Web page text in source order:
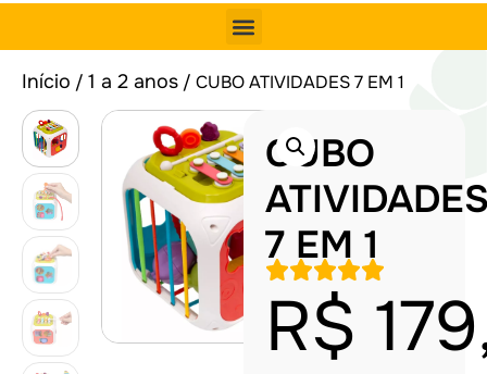
Início / 1 a 2 anos / CUBO ATIVIDADES 7 EM 1
CUBO
7 EM 1
R$